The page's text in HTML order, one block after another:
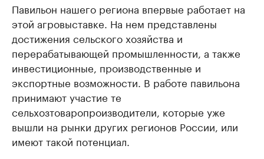
Павильон нашего региона впервые работает на
этой агровыставке. На нем представлены
достижения сельского хозяйства и
перерабатывающей промышленности, а также
инвестиционные, производственные и
экспортные возможности. В работе павильона
принимают участие те
сельхозтоваропроизводители, которые уже
вышли на рынки других регионов России, или
имеют такой потенциал.